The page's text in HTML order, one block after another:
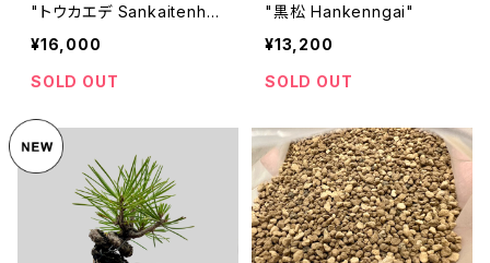
"トウカエデ Sankaitenha
n-hineri"
¥16,000
SOLD OUT
"黒松 Hankenngai"
¥13,200
SOLD OUT